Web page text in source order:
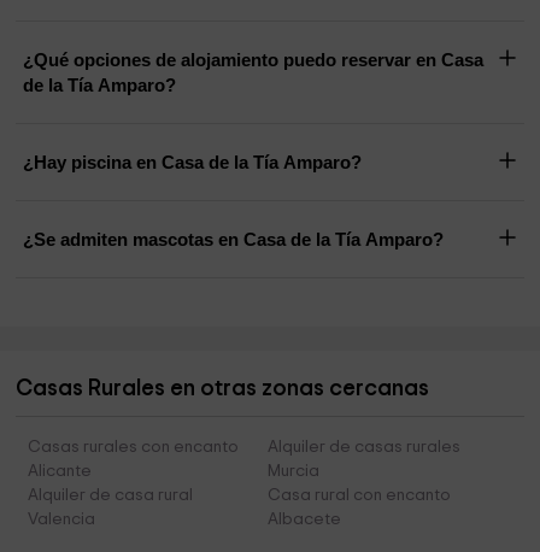
¿Qué opciones de alojamiento puedo reservar en Casa
de la Tía Amparo?
¿Hay piscina en Casa de la Tía Amparo?
¿Se admiten mascotas en Casa de la Tía Amparo?
Casas Rurales en otras zonas cercanas
Casas rurales con encanto
Alicante
Alquiler de casas rurales
Murcia
Alquiler de casa rural
Valencia
Casa rural con encanto
Albacete